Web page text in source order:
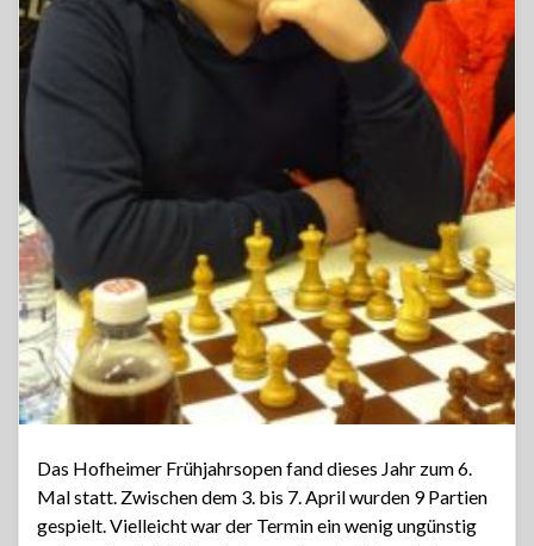
Das Hofheimer Frühjahrsopen fand dieses Jahr zum 6.
Mal statt. Zwischen dem 3. bis 7. April wurden 9 Partien
gespielt. Vielleicht war der Termin ein wenig ungünstig